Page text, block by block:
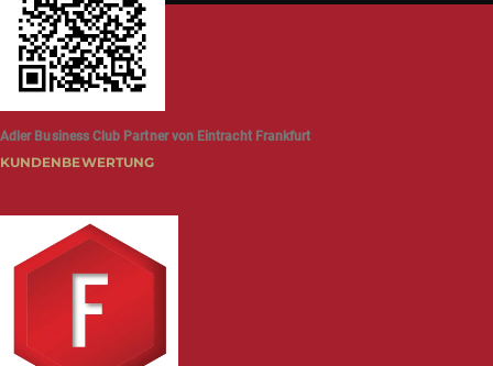
Adler Business Club Partner von Eintracht Frankfurt
KUNDENBEWERTUNG